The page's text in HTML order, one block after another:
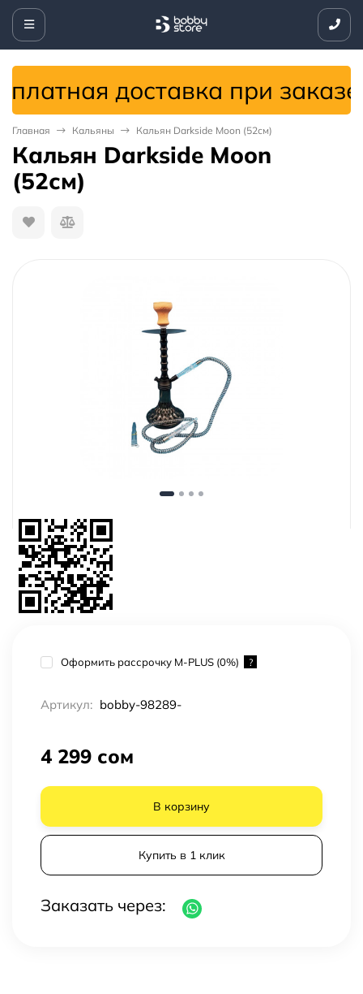
доставка при заказе
Главная Кальяны Кальян Darkside Moon (52см)
Кальян Darkside Moon
(52см)
Оформить рассрочку M-PLUS (0%) ?
Артикул: bobby-98289-
4 299 сом
В корзину
Купить в 1 клик
Заказать через: